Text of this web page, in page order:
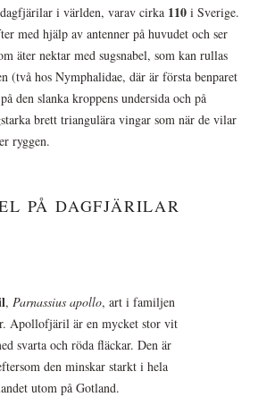
i världen, varav cirka 110 i Sverige.
med hjälp av antenner på huvudet och ser
äter nektar med sugsnabel, som kan rullas
(två hos Nymphalidae, där är första benparet
den slanka kroppens undersida och på
brett triangulära vingar som när de vilar
ryggen.
PÅ DAGFJÄRILAR
, Parnassius apollo, art i familjen
Apollofjäril är en mycket stor vit
svarta och röda fläckar. Den är
den minskar starkt i hela
utom på Gotland.